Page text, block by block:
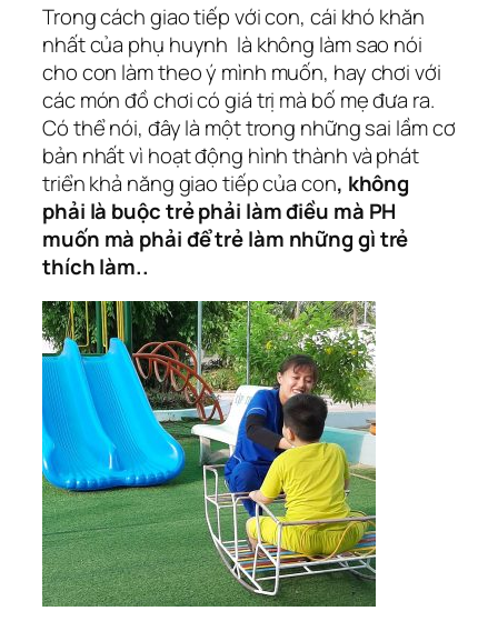
Trong cách giao tiếp với con, cái khó khăn
nhất của phụ huynh là không làm sao nói
cho con làm theo ý mình muốn, hay chơi với
các món đồ chơi có giá trị mà bố mẹ đưa ra.
Có thể nói, đây là một trong những sai lầm cơ
bản nhất vì hoạt động hình thành và phát
triển khả năng giao tiếp của con, không
phải là buộc trẻ phải làm điều mà PH
muốn mà phải để trẻ làm những gì trẻ
thích làm..